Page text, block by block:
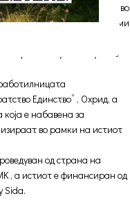
беше реализирана посета во
шведската амасадорка Ами
на УНИЦЕФ во Република
за искуствено учење
Единство” , Охрид, а
е набавена за
во рамки на истиот
од страна на
, а истиот е финансиран од
Sida.